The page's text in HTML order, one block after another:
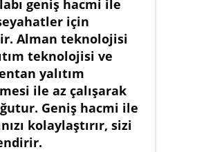
geniş hacmi ile
için
Alman teknolojisi
teknolojisi ve
yalıtım
ile az çalışarak
Geniş hacmi ile
kolaylaştırır, sizi